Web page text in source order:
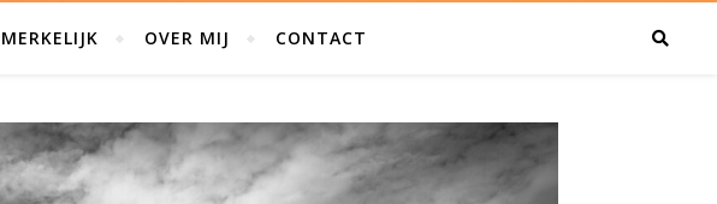
OVER MIJ CONTACT